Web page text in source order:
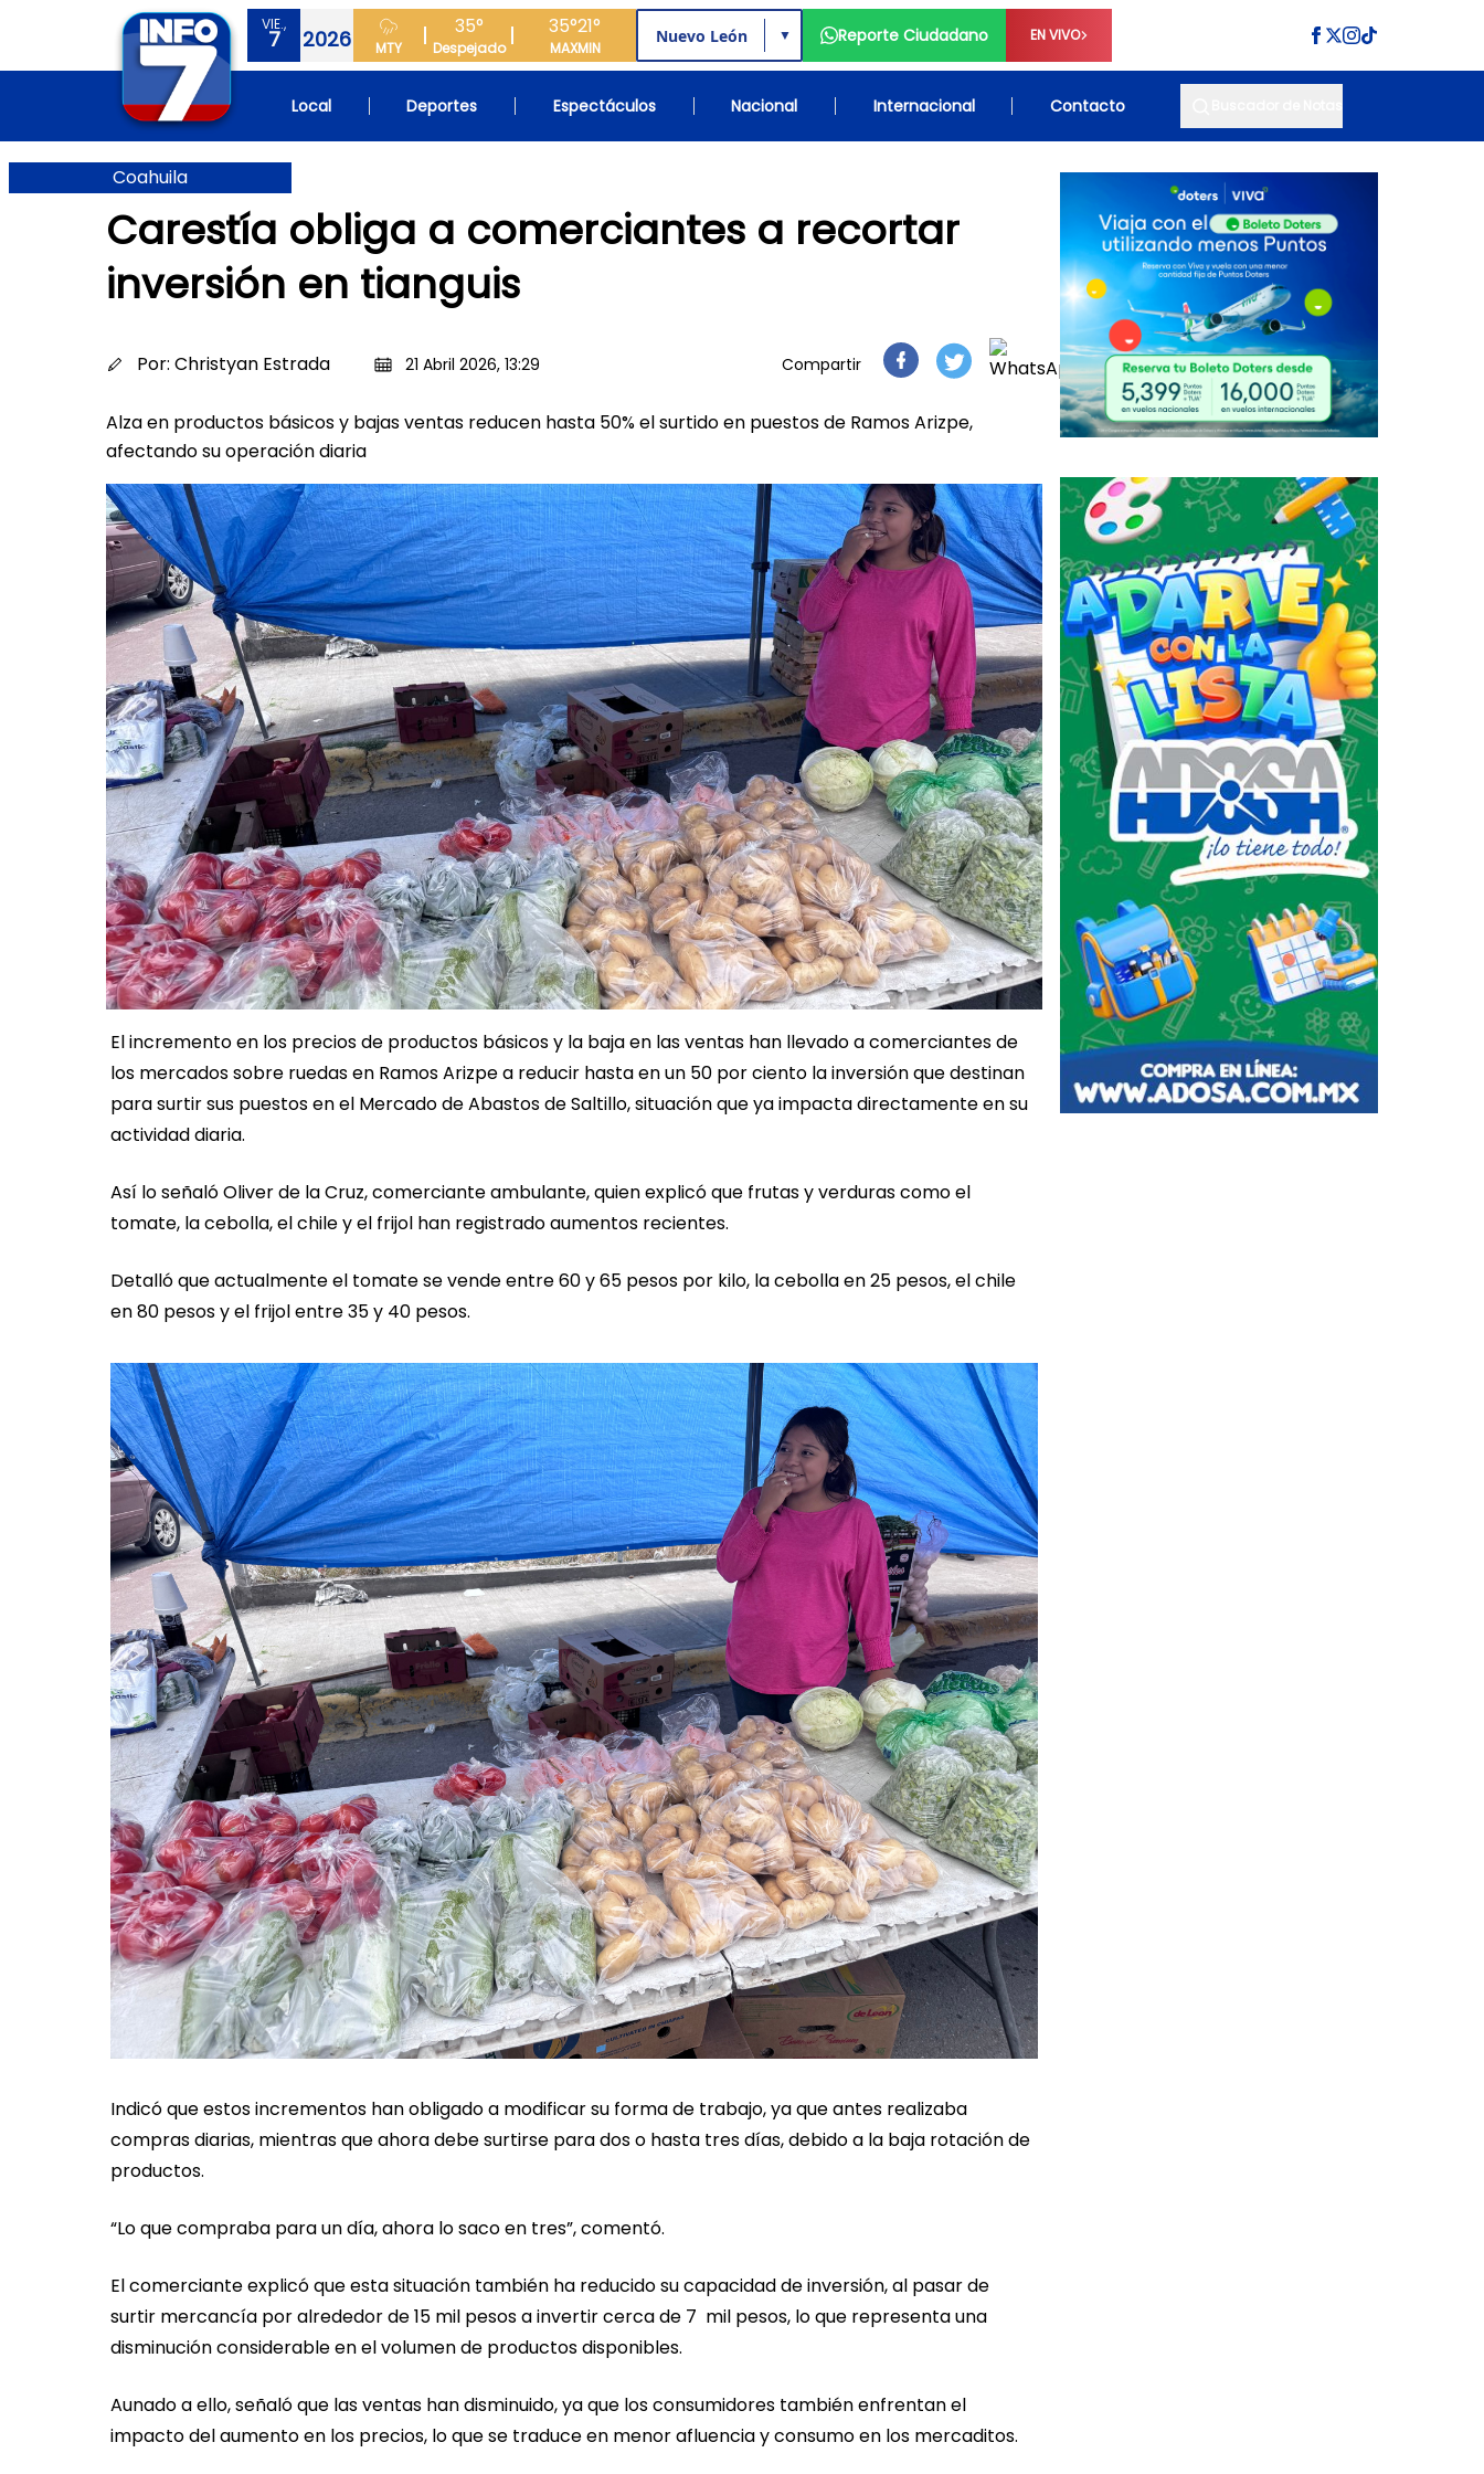
VIE.,
7 2026 MTY
35°
Despejado
35°
MAX
21°
MIN
▼ Reporte Ciudadano EN VIVO
Local Deportes Espectáculos Nacional Internacional Contacto
Coahuila
Carestía obliga a comerciantes a recortar
inversión en tianguis
Por: Christyan Estrada 21 Abril 2026, 13:29 Compartir
Alza en productos básicos y bajas ventas reducen hasta 50% el surtido en puestos de Ramos Arizpe,
afectando su operación diaria
El incremento en los precios de productos básicos y la baja en las ventas han llevado a comerciantes de
los mercados sobre ruedas en Ramos Arizpe a reducir hasta en un 50 por ciento la inversión que destinan
para surtir sus puestos en el Mercado de Abastos de Saltillo, situación que ya impacta directamente en su
actividad diaria.
Así lo señaló Oliver de la Cruz, comerciante ambulante, quien explicó que frutas y verduras como el
tomate, la cebolla, el chile y el frijol han registrado aumentos recientes.
Detalló que actualmente el tomate se vende entre 60 y 65 pesos por kilo, la cebolla en 25 pesos, el chile
en 80 pesos y el frijol entre 35 y 40 pesos.
Indicó que estos incrementos han obligado a modificar su forma de trabajo, ya que antes realizaba
compras diarias, mientras que ahora debe surtirse para dos o hasta tres días, debido a la baja rotación de
productos.
“Lo que compraba para un día, ahora lo saco en tres”, comentó.
El comerciante explicó que esta situación también ha reducido su capacidad de inversión, al pasar de
surtir mercancía por alrededor de 15 mil pesos a invertir cerca de 7 mil pesos, lo que representa una
disminución considerable en el volumen de productos disponibles.
Aunado a ello, señaló que las ventas han disminuido, ya que los consumidores también enfrentan el
impacto del aumento en los precios, lo que se traduce en menor afluencia y consumo en los mercaditos.